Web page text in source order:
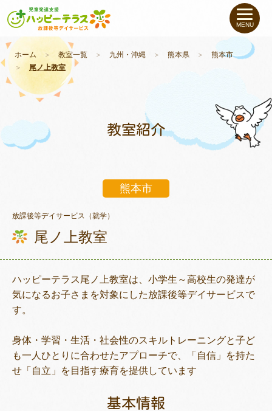
私たちについて
未就学のお子さま （０〜６才）
小学生〜高校生の
ご利用について
MENU
ホーム ＞ 教室一覧 ＞ 九州・沖縄 ＞ 熊本県 ＞ 熊本市
＞ 尾ノ上教室
教室紹介
熊本市
放課後等デイサービス（就学）
尾ノ上教室
ハッピーテラス尾ノ上教室は、小学生～高校生の発達が
気になるお子さまを対象にした放課後等デイサービスで
す。
身体・学習・生活・社会性のスキルトレーニングと子ど
も一人ひとりに合わせたアプローチで、「自信」を持た
せ「自立」を目指す療育を提供しています
基本情報